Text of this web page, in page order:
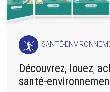
SANTÉ-
Découvrez, louez,
santé-